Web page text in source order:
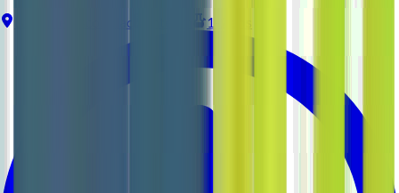
La Baule-Escoublac
1-2 ans